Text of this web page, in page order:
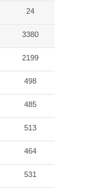
24
3380
2199
498
485
513
464
531